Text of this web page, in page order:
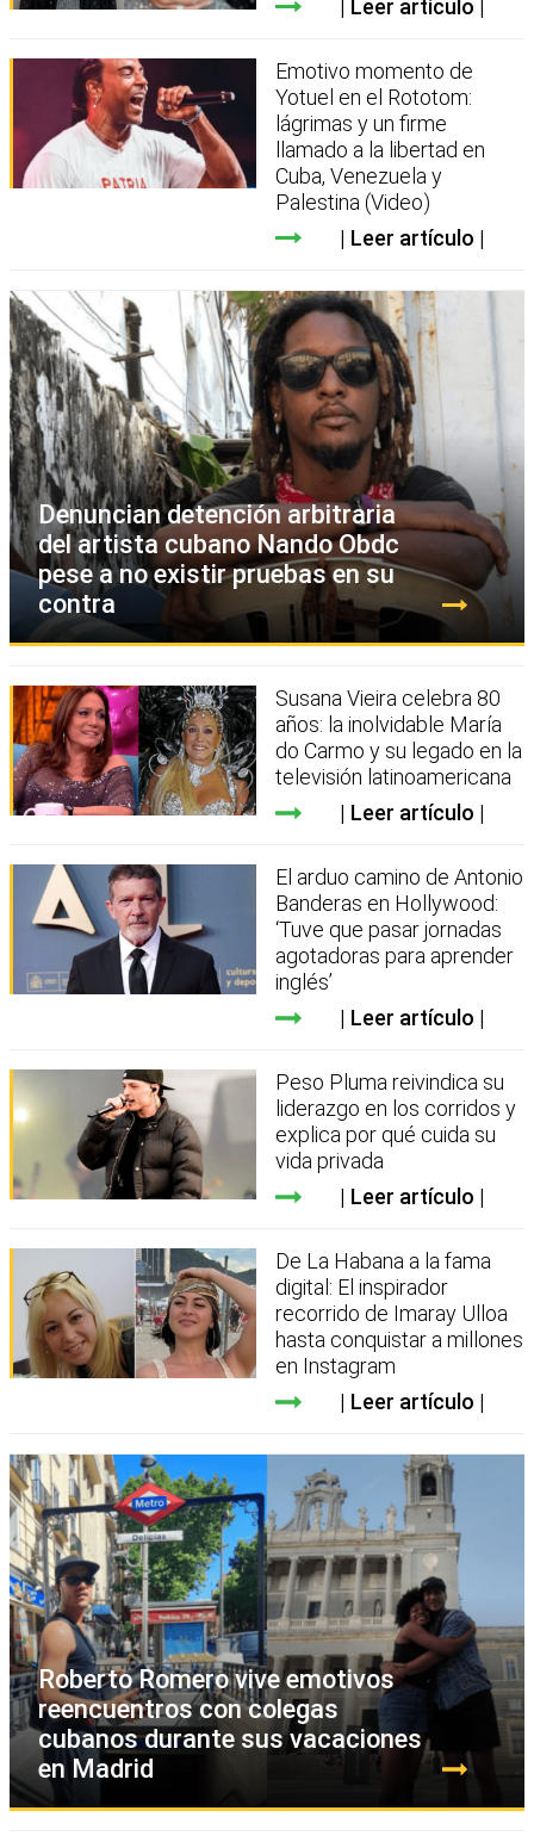
Leer artículo
Emotivo momento de
Yotuel en el Rototom:
lágrimas y un firme
llamado a la libertad en
Cuba, Venezuela y
Palestina (Video)
Leer artículo
Denuncian detención arbitraria
del artista cubano Nando Obdc
pese a no existir pruebas en su
contra
Susana Vieira celebra 80
años: la inolvidable María
do Carmo y su legado en la
televisión latinoamericana
Leer artículo
El arduo camino de Antonio
Banderas en Hollywood:
‘Tuve que pasar jornadas
agotadoras para aprender
inglés’
Leer artículo
Peso Pluma reivindica su
liderazgo en los corridos y
explica por qué cuida su
vida privada
Leer artículo
De La Habana a la fama
digital: El inspirador
recorrido de Imaray Ulloa
hasta conquistar a millones
en Instagram
Leer artículo
Roberto Romero vive emotivos
reencuentros con colegas
cubanos durante sus vacaciones
en Madrid